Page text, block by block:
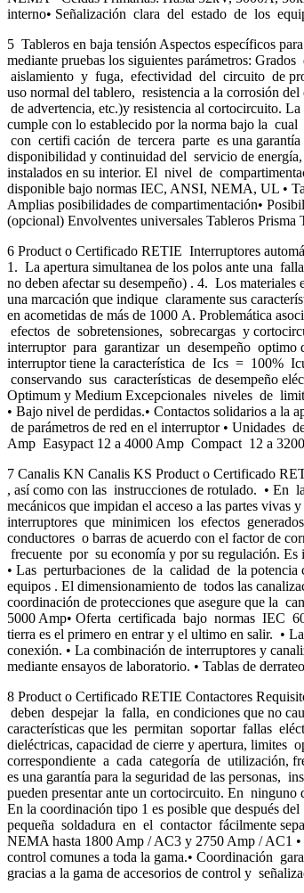
interno• Señalización clara del estado de los
5 Tableros en baja tensión Aspectos específicos
mediante pruebas los siguientes parámetros:
aislamiento y fuga, efectividad del circuito de
uso normal del tablero, resistencia a la corrosión
de advertencia, etc.)y resistencia al cortocircuito.
cumple con lo establecido por la norma bajo la
con certifi cación de tercera parte es una garantía
disponibilidad y continuidad del servicio de energía,
instalados en su interior. El nivel de
disponible bajo normas IEC, ANSI, NEMA, UL •
Amplias posibilidades de compartimentación•
(opcional) Envolventes universales Tableros Prisma
6 Product o Certificado RETIE Interruptores
1. La apertura simultanea de los polos ante una
no deben afectar su desempeño) . 4. Los materiales
una marcación que indique claramente sus
en acometidas de más de 1000 A. Problemática
efectos de sobretensiones, sobrecargas y
interruptor para garantizar un desempeño
interruptor tiene la característica de Ics = 100%
conservando sus características de desempeño
Optimum y Medium Excepcionales niveles de
• Bajo nivel de perdidas.• Contactos solidarios a
de parámetros de red en el interruptor •
Amp Easypact 12 a 4000 Amp Compact 12 a
7 Canalis KN Canalis KS Product o Certificado
, así como con las instrucciones de rotulado. •
mecánicos que impidan el acceso a las partes vivas
interruptores que minimicen los efectos generados
conductores o barras de acuerdo con el factor de
frecuente por su economía y por su regulación.
• Las perturbaciones de la calidad de la potencia
equipos . El dimensionamiento de todos las
coordinación de protecciones que asegure que
5000 Amp• Oferta certificada bajo normas IEC
tierra es el primero en entrar y el ultimo en salir. •
conexión. • La combinación de interruptores y
mediante ensayos de laboratorio. • Tablas de
8 Product o Certificado RETIE Contactores
deben despejar la falla, en condiciones que no
características que les permitan soportar fallas
dieléctricas, capacidad de cierre y apertura,
correspondiente a cada categoría de utilización,
es una garantía para la seguridad de las personas,
pueden presentar ante un cortocircuito. En
En la coordinación tipo 1 es posible que después
pequeña soldadura en el contactor fácilmente
NEMA hasta 1800 Amp / AC3 y 2750 Amp / AC1
control comunes a toda la gama.• Coordinación
gracias a la gama de accesorios de control y